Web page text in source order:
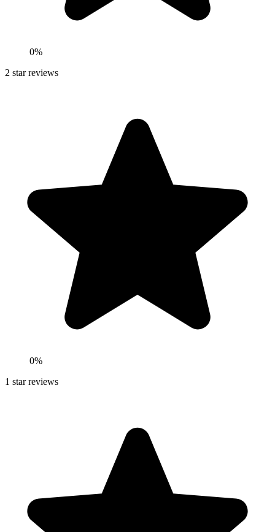
0%
2 star reviews
0%
1 star reviews